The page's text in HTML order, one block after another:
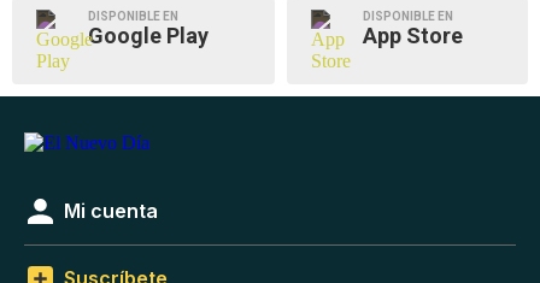
DISPONIBLE EN
Google Play
DISPONIBLE EN
App Store
Mi cuenta